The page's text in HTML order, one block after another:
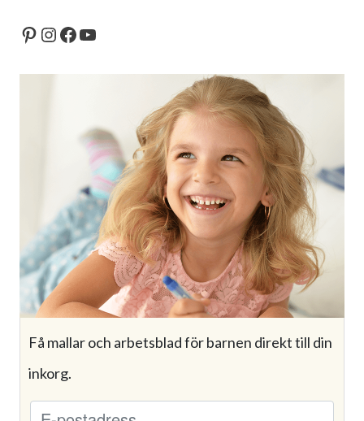
Pinterest
Instagram
Facebook
YouTube
Få mallar och arbetsblad för barnen direkt till din
inkorg.